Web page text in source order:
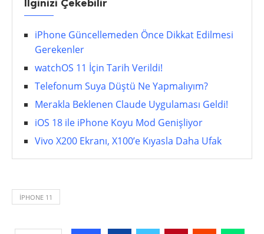
İlginizi Çekebilir
iPhone Güncellemeden Önce Dikkat Edilmesi
Gerekenler
watchOS 11 İçin Tarih Verildi!
Telefonum Suya Düştü Ne Yapmalıyım?
Merakla Beklenen Claude Uygulaması Geldi!
iOS 18 ile iPhone Koyu Mod Genişliyor
Vivo X200 Ekranı, X100’e Kıyasla Daha Ufak
İPHONE 11